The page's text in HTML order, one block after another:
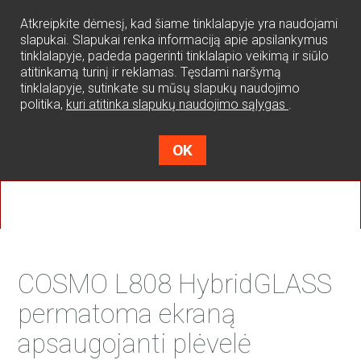
Atkreipkite dėmesį, kad šiame tinklalapyje yra naudojami
slapukai. Slapukai renka informaciją apie apsilankymus
tinklalapyje, padeda pagerinti tinklalapio veikimą ir siūlo
atitinkamą turinį ir reklamas. Tęsdami naršymą
tinklalapyje, sutinkate su mūsų slapukų naudojimo
politika, kuri atitinka slapukų naudojimo sąlygas .
OK
0
COSMO L808 HybridGLASS
permatoma ekraną
apsaugojanti plėvelė